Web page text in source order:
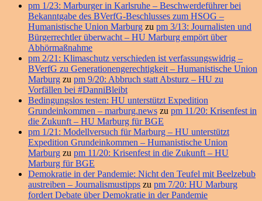
pm 1/23: Marburger in Karlsruhe – Beschwerdeführer bei
Bekanntgabe des BVerfG-Beschlusses zum HSOG –
Humanistische Union Marburg zu pm 3/13: Journalisten und
Bürgerrechtler überwacht – HU Marburg empört über
Abhörmaßnahme
pm 2/21: Klimaschutz verschieden ist verfassungswidrig –
BVerfG zu Generationengerechtigkeit – Humanistische Union
Marburg zu pm 9/20: Abbruch statt Absturz – HU zu
Vorfällen bei #DanniBleibt
Bedingungslos testen: HU unterstützt Expedition
Grundeinkommen – marburg.news zu pm 11/20: Krisenfest in
die Zukunft – HU Marburg für BGE
pm 1/21: Modellversuch für Marburg – HU unterstützt
Expedition Grundeinkommen – Humanistische Union
Marburg zu pm 11/20: Krisenfest in die Zukunft – HU
Marburg für BGE
Demokratie in der Pandemie: Nicht den Teufel mit Beelzebub
austreiben – Journalismustipps zu pm 7/20: HU Marburg
fordert Debate über Demokratie in der Pandemie